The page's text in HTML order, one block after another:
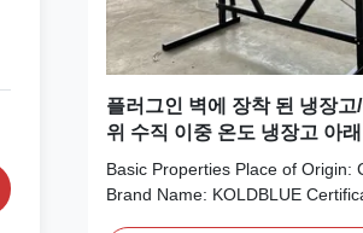
플러그인 벽에 장착 된 냉장고
위 수직 이중 온도 냉장고 아
레임 없는 삼층 유리 안티 엠블
Basic Properties Place of Origin:
Brand Name: KOLDBLUE